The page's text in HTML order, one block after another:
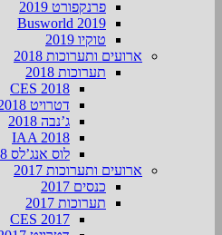
פרנקפורט 2019
Busworld 2019
טוקיו 2019
ארועים ותערוכות 2018
תערוכות 2018
CES 2018
דטרויט 2018
ג’נבה 2018
IAA 2018
לוס אנג’לס 2018
ארועים ותערוכות 2017
כנסים 2017
תערוכות 2017
CES 2017